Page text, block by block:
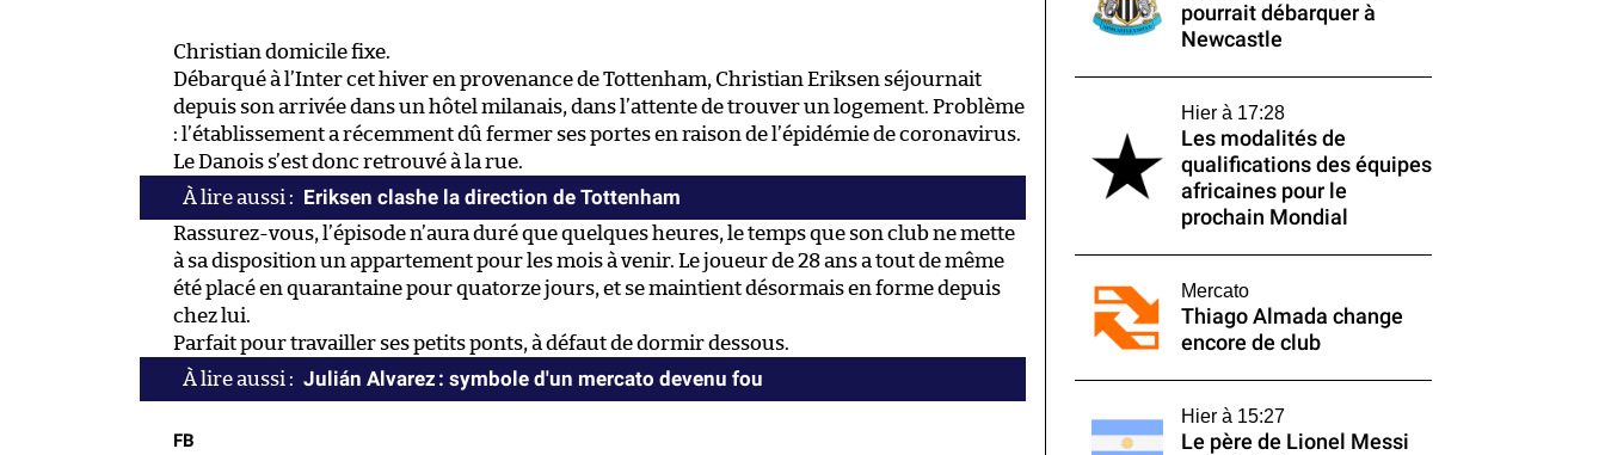
Christian domicile fixe.
Débarqué à l’Inter cet hiver en provenance de Tottenham, Christian Eriksen séjournait
depuis son arrivée dans un hôtel milanais, dans l’attente de trouver un logement. Problème
: l’établissement a récemment dû fermer ses portes en raison de l’épidémie de coronavirus.
Le Danois s’est donc retrouvé à la rue.
Eriksen clashe la direction de Tottenham
Rassurez-vous, l’épisode n’aura duré que quelques heures, le temps que son club ne mette
à sa disposition un appartement pour les mois à venir. Le joueur de 28 ans a tout de même
été placé en quarantaine pour quatorze jours, et se maintient désormais en forme depuis
chez lui.
Parfait pour travailler ses petits ponts, à défaut de dormir dessous.
Julián Alvarez : symbole d'un mercato devenu fou
FB
pourrait débarquer à
Newcastle
Hier à 17:28
Les modalités de
qualifications des équipes
africaines pour le
prochain Mondial
Mercato
Thiago Almada change
encore de club
Hier à 15:27
Le père de Lionel Messi